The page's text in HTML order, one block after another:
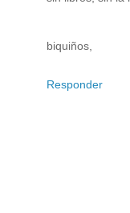
biquiños,
Responder